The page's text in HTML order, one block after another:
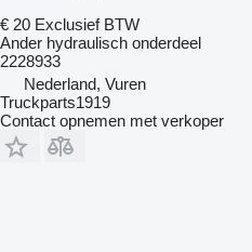
€ 20 Exclusief BTW
Ander hydraulisch onderdeel
2228933
Nederland, Vuren
Truckparts1919
Contact opnemen met verkoper